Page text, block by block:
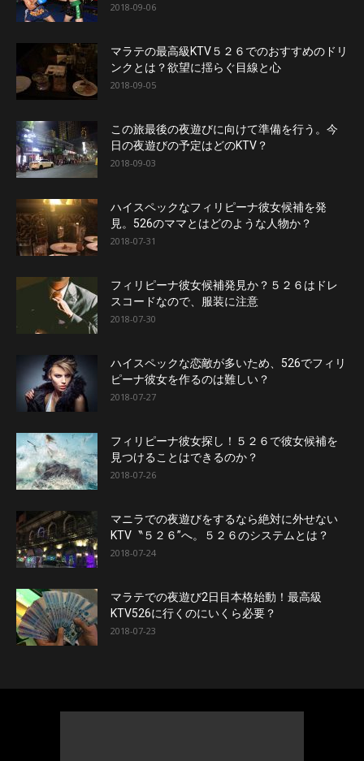
2018-09-06
マラテの最高級KTV５２６でのおすすめのドリ
ンクとは？欲望に揺らぐ目線と心
2018-09-05
この旅最後の夜遊びに向けて準備を行う。今
日の夜遊びの予定はどのKTV？
2018-09-03
ハイスペックなフィリピーナ彼女候補を発
見。526のママとはどのような人物か？
2018-07-31
フィリピーナ彼女候補発見か？５２６はドレ
スコードなので、服装に注意
2018-07-30
ハイスペックな恋敵が多いため、526でフィリ
ピーナ彼女を作るのは難しい？
2018-07-27
フィリピーナ彼女探し！５２６で彼女候補を
見つけることはできるのか？
2018-07-26
マニラでの夜遊びをするなら絶対に外せない
KTV〝５２６”へ。５２６のシステムとは？
2018-07-24
マラテでの夜遊び2日目本格始動！最高級
KTV526に行くのにいくら必要？
2018-07-23